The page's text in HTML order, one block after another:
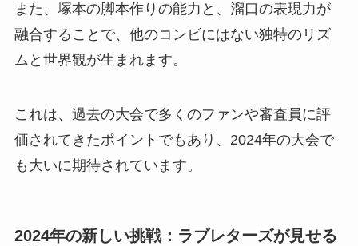
また、塚本の脚本作りの能力と、溜口の表現力が
融合することで、他のコンビにはない独特のリズ
ムと世界観が生まれます。
これは、過去の大会で多くのファンや審査員に評
価されてきたポイントでもあり、2024年の大会で
も大いに期待されています。
2024年の新しい挑戦：ラブレターズが見せる